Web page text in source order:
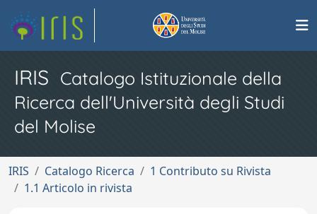
IRIS Catalogo Istituzionale della
Ricerca dell'Università degli Studi
del Molise
IRIS Catalogo Ricerca
1 Contributo su Rivista
1.1 Articolo in rivista